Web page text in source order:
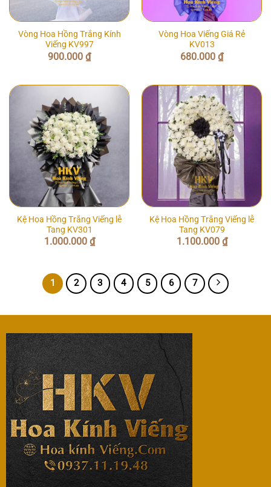
Vòng Hoa Hồng Trắng Kính
Viếng KV997
900.000 ₫
Vòng Hoa Viếng Giá Rẻ
KV013
680.000 ₫
Kệ Hoa Hồng Trắng Viếng lễ
Tang KV301
1.000.000 ₫
Kệ Hoa Hồng Trắng Viếng lễ
Tang KV079
1.100.000 ₫
1 2 3 4 5 6 7